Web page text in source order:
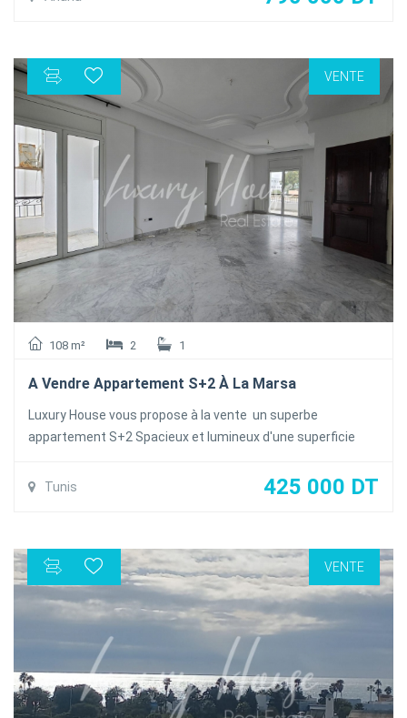
sur le Jardin et la piscine, une cuisine bien équipée avec
séchoir deux chambres à coucher dont une ouvrant sur le
jardin et la piscine , une suite parentale avec dressing et
salle de douche ouvrant sur le jardin et la piscine
L'Appartement est dotés de la climatisation en Split et du
chauffage central et une place de parking au sous-sol .
VENTE
108 m² 2 1
A Vendre Appartement S+2 À La Marsa
Luxury House vous propose à la vente un superbe
appartement S+2 Spacieux et lumineux d'une superficie
petite résidence calme et sécurisés à la Marsa
équipée avec séchoir
La partie nuit abritée deux chambres à coucher avec
dressing partageant une salle de bain commune
l'appartement est dotée de la climatisation en Split et du
chauffage central et une place de parking au sous sol , Titre
bleu individuel.
Tunis 425 000 DT
VENTE